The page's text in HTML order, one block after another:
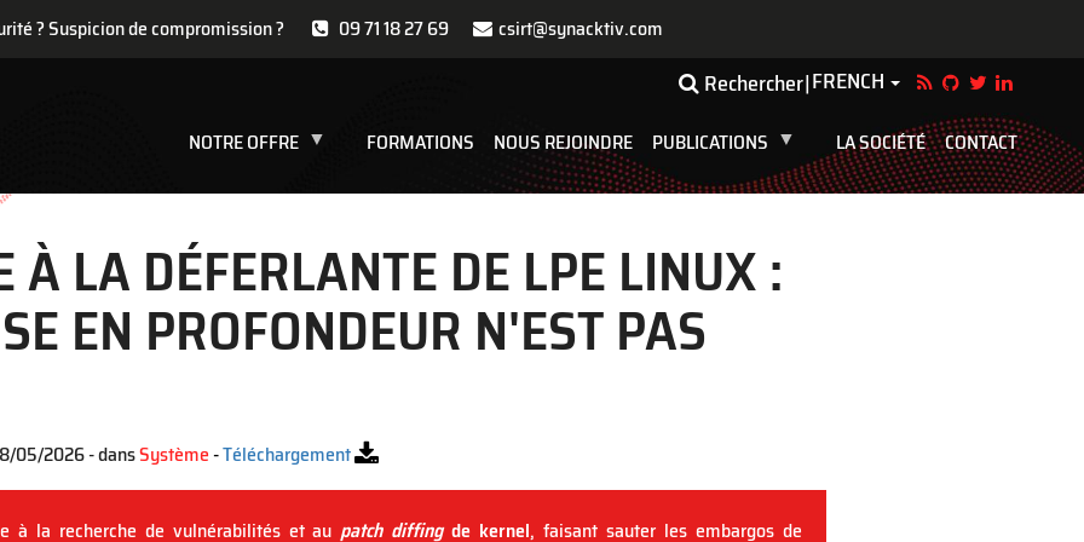
? Suspicion de compromission ? 09 71 18 27 69
csirt@synacktiv.com
Rechercher FRENCH Toggle Dropdown
NOTRE OFFRE FORMATIONS NOUS REJOINDRE PUBLICATIONS LA SOCIÉTÉ CONTACT
À LA DÉFERLANTE DE LPE LINUX :
EN PROFONDEUR N'EST PAS
05/2026 - dansSystème-Téléchargement
à la recherche de vulnérabilités et aupatch diffingde kernel, faisant sauter les embargos de